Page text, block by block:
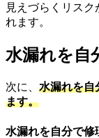
見えづらくリス
れます。
水漏れを自
次に、 水漏れを自
ます。
水漏れを自分で修